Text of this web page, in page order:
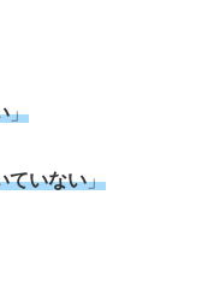
」
ていない」